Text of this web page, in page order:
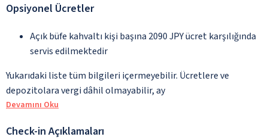
Opsiyonel Ücretler
Açık büfe kahvaltı kişi başına 2090 JPY ücret karşılığında
servis edilmektedir
Yukarıdaki liste tüm bilgileri içermeyebilir. Ücretlere ve
depozitolara vergi dâhil olmayabilir, ay
Devamını Oku
Check-in Açıklamaları